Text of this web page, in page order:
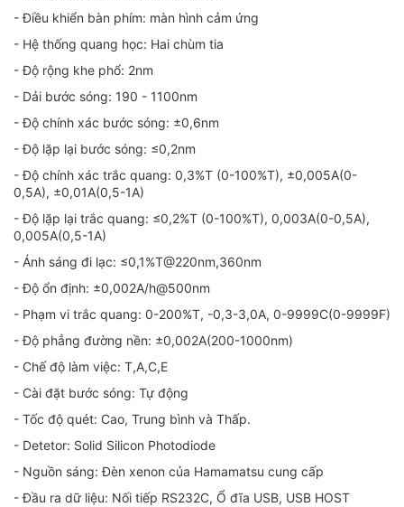
- Điều khiển bàn phím: màn hình cảm ứng
- Hệ thống quang học: Hai chùm tia
- Độ rộng khe phổ: 2nm
- Dải bước sóng: 190 - 1100nm
- Độ chính xác bước sóng: ±0,6nm
- Độ lặp lại bước sóng: ≤0,2nm
- Độ chính xác trắc quang: 0,3%T (0-100%T), ±0,005A(0-
0,5A), ±0,01A(0,5-1A)
- Độ lặp lại trắc quang: ≤0,2%T (0-100%T), 0,003A(0-0,5A),
0,005A(0,5-1A)
- Ánh sáng đi lạc: ≤0,1%T@220nm,360nm
- Độ ổn định: ±0,002A/h@500nm
- Phạm vi trắc quang: 0-200%T, -0,3-3,0A, 0-9999C(0-9999F)
- Độ phẳng đường nền: ±0,002A(200-1000nm)
- Chế độ làm việc: T,A,C,E
- Cài đặt bước sóng: Tự động
- Tốc độ quét: Cao, Trung bình và Thấp.
- Detetor: Solid Silicon Photodiode
- Nguồn sáng: Đèn xenon của Hamamatsu cung cấp
- Đầu ra dữ liệu: Nối tiếp RS232C, Ổ đĩa USB, USB HOST